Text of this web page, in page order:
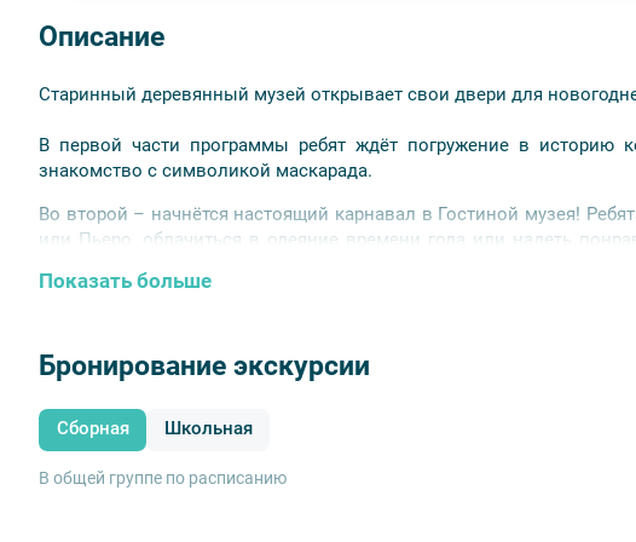
Описание
Старинный деревянный музей открывает свои двери для
В первой части программы ребят ждёт погружение в историю
знакомство с символикой маскарада.
Во второй – начнётся настоящий карнавал в Гостиной музея!
или Пьеро, облачиться в одеяние времени года или надеть
года и весёлые танцы!
сопровождающего и присоединиться к экскурсии
мест будет известно в день экскурсии). Стоимость билета: 300 руб.
Особенности экскурсии:
- костюмы желательны, но необязательны.
Показать больше
Бронирование экскурсии
Сборная Школьная
В общей группе по расписанию